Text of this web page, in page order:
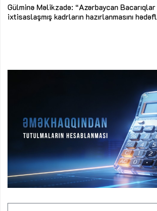
Gülminə Məlikzadə: “Azərbaycan
ixtisaslaşmış kadrların hazırlanmasını